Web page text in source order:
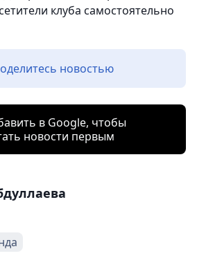
клуба самостоятельно
новостью
в Google, чтобы
новости первым